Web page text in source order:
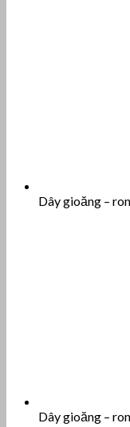
Dây gioăng –
Dây gioăng –